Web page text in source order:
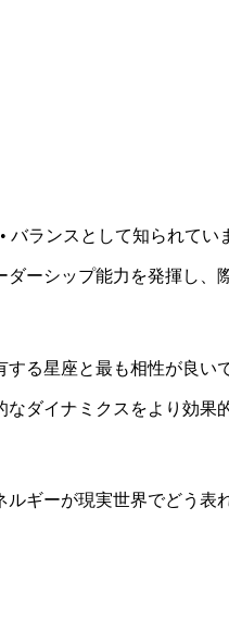
バランスとして知られて
ーシップ能力を発揮し、
る星座と最も相性が良い
ダイナミクスをより効果
ギーが現実世界でどう表